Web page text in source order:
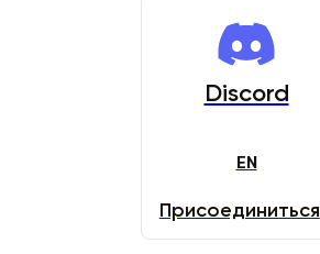
Discord
EN
Присоединиться